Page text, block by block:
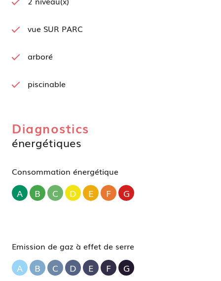
vue SUR PARC
arboré
piscinable
Diagnostics
énergétiques
Consommation énergétique
A B C D E F G
Emission de gaz à effet de serre
A B C D E F G